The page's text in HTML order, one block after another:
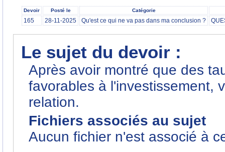
Devoir Posté le Catégorie
165 28-11-2025 Qu'est ce qui ne va pas dans ma conclusion ?
Le sujet du devoir :
Après avoir montré que des
favorables à l'investissement,
relation.
Fichiers associés au sujet
Aucun fichier n'est associé à